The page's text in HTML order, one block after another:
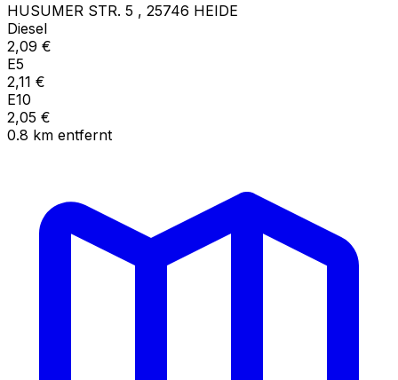
HUSUMER STR. 5 , 25746 HEIDE
Diesel
2,09 €
E5
2,11 €
E10
2,05 €
0.8 km entfernt